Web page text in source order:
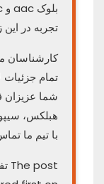
تجربه در
کارشناسان
تمام جزئیات
شما عزیزان
هبلکس،
با تیم ما